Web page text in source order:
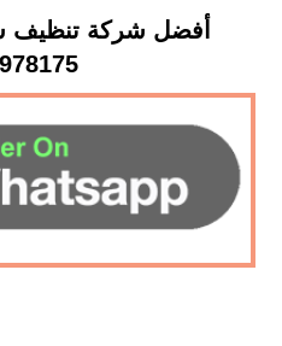
أفضل شركة تنظيف